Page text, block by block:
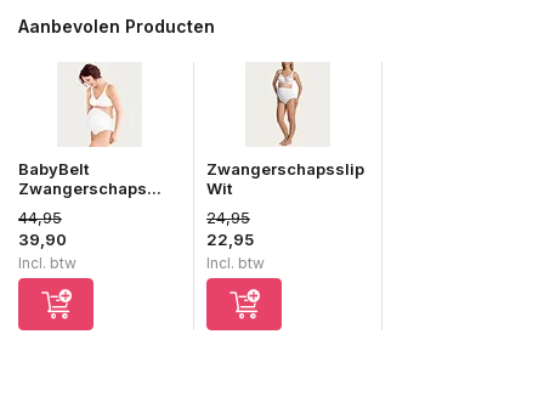
Aanbevolen Producten
BabyBelt
Zwangerschaps...
44,95
39,90
Incl. btw
Zwangerschapsslip
Wit
24,95
22,95
Incl. btw